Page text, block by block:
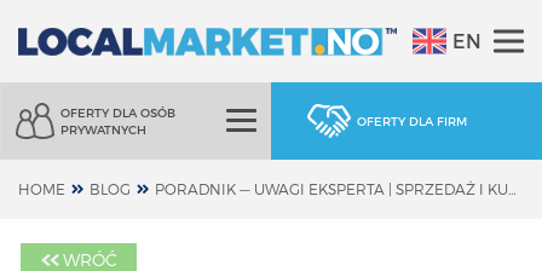
EN
OFERTY DLA OSÓB
PRYWATNYCH
OFERTY DLA FIRM
HOME BLOG
WRÓĆ